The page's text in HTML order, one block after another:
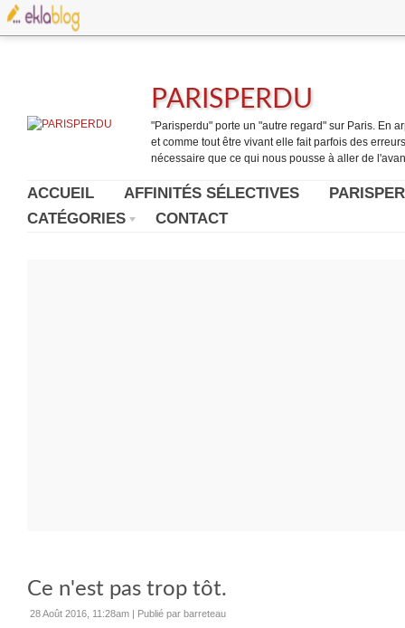
PARISPERDU
"Parisperdu" porte un "autre regard" sur Paris. En
et comme tout être vivant elle fait parfois des
nécessaire que ce qui nous pousse à aller de
ACCUEIL AFFINITÉS SÉLECTIVES
CATÉGORIES
CONTACT
Ce n'est pas trop tôt.
28 Août 2016, 11:28am | Publié par barreteau